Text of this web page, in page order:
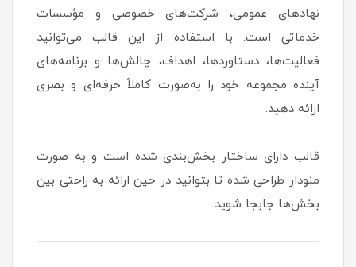
نهادهای عمومی، شرکت‌های خصوصی و مؤسسات
خدماتی است. با استفاده از این قالب می‌توانید
فعالیت‌ها، دستاوردها، اهداف، چالش‌ها و برنامه‌های
آینده مجموعه خود را به‌صورت کاملاً حرفه‌ای و بصری
ارائه دهید.
قالب دارای ساختار بخش‌بندی شده است و به صورت
منودار طراحی شده تا بتوانید در حین ارائه به راحتی بین
بخش‌ها جابجا شوید.